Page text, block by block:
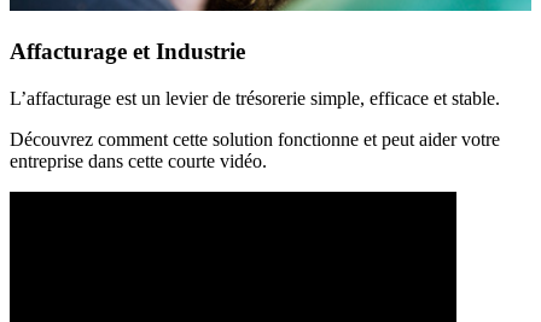
Affacturage et Industrie
L’affacturage est un levier de trésorerie simple, efficace et stable.
Découvrez comment cette solution fonctionne et peut aider votre
entreprise dans cette courte vidéo.